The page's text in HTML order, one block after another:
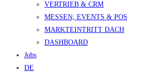
VERTRIEB & CRM
MESSEN, EVENTS & POS
MARKTEINTRITT DACH
DASHBOARD
Jobs
DE